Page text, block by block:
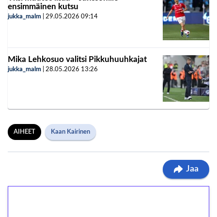
ensimmäinen kutsu
jukka_malm 29.05.2026 09:14
Mika Lehkosuo valitsi Pikkuhuuhkajat
jukka_malm 28.05.2026 13:26
AIHEET Kaan Kairinen
Jaa